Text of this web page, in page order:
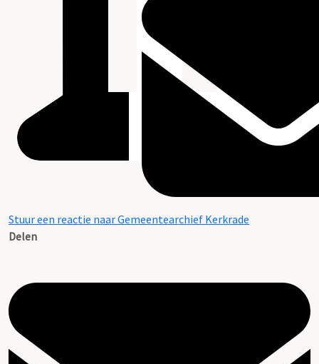
Stuur een reactie naar Gemeentearchief Kerkrade
Delen